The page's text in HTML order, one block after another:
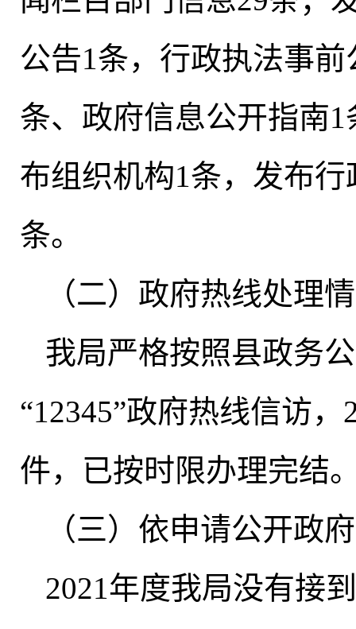
公告1条，行政执法事前
条、政府信息公开指南
布组织机构1条， 发布行
条。
（二）政府热线处理
我局严格按照县政务
“12345”政府热线信访，
件，已按时限办理完结
（三）依申请公开政
2021年度我局没有接